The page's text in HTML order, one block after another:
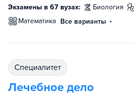
Экзамены в 67 вузах: биология
математика Все варианты
специалитет
Лечебное дело